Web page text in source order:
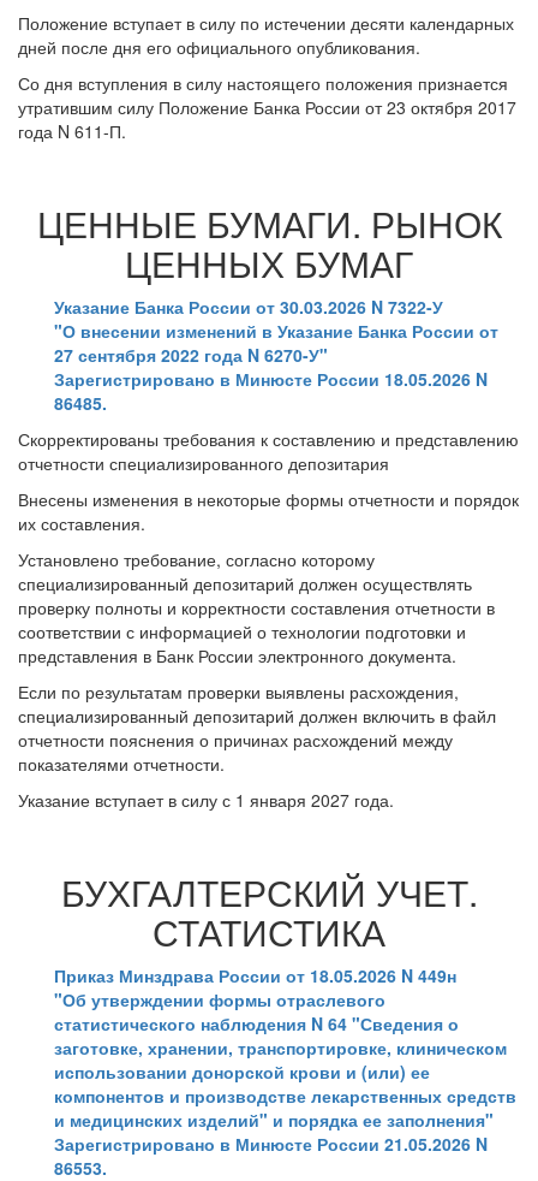
Положение вступает в силу по истечении десяти календарных
дней после дня его официального опубликования.
Со дня вступления в силу настоящего положения признается
утратившим силу Положение Банка России от 23 октября 2017
года N 611-П.
ЦЕННЫЕ БУМАГИ. РЫНОК
ЦЕННЫХ БУМАГ
Указание Банка России от 30.03.2026 N 7322-У
"О внесении изменений в Указание Банка России от
27 сентября 2022 года N 6270-У"
Зарегистрировано в Минюсте России 18.05.2026 N
86485.
Скорректированы требования к составлению и представлению
отчетности специализированного депозитария
Внесены изменения в некоторые формы отчетности и порядок
их составления.
Установлено требование, согласно которому
специализированный депозитарий должен осуществлять
проверку полноты и корректности составления отчетности в
соответствии с информацией о технологии подготовки и
представления в Банк России электронного документа.
Если по результатам проверки выявлены расхождения,
специализированный депозитарий должен включить в файл
отчетности пояснения о причинах расхождений между
показателями отчетности.
Указание вступает в силу с 1 января 2027 года.
БУХГАЛТЕРСКИЙ УЧЕТ.
СТАТИСТИКА
Приказ Минздрава России от 18.05.2026 N 449н
"Об утверждении формы отраслевого
статистического наблюдения N 64 "Сведения о
заготовке, хранении, транспортировке, клиническом
использовании донорской крови и (или) ее
компонентов и производстве лекарственных средств
и медицинских изделий" и порядка ее заполнения"
Зарегистрировано в Минюсте России 21.05.2026 N
86553.